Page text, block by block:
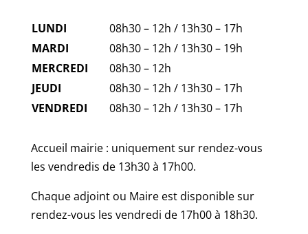
LUNDI
08h30 – 12h / 13h30 – 17h
MARDI
08h30 – 12h / 13h30 – 19h
MERCREDI
08h30 – 12h
JEUDI
08h30 – 12h / 13h30 – 17h
VENDREDI
08h30 – 12h / 13h30 – 17h
Accueil mairie : uniquement sur rendez-vous
les vendredis de 13h30 à 17h00.
Chaque adjoint ou Maire est disponible sur
rendez-vous les vendredi de 17h00 à 18h30.